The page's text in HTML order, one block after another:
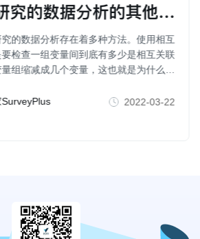
探索性研究的数据分析的其他方法（
的数据分析存在着多种方法。使用相互
检查一组变量间到底有多少是相互关联
组缩减成几个变量，这也就是为什么一
2022-03-22